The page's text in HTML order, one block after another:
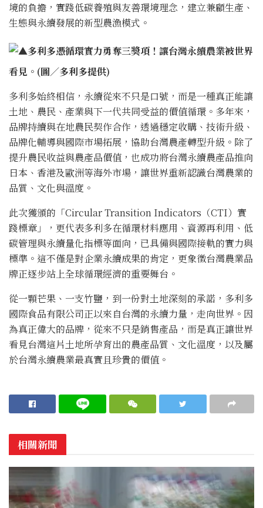
境的負擔，實踐低碳養殖與友善環境理念，建立兼顧生產、
生態與永續發展的新型農漁模式。
▲多利多憑循環實力勇奪三獎項！讓台灣永續農業被世界
看見 。(圖／多利多提供)
多利多始終相信，永續從來不只是口號，而是一種真正能讓
土地、農民、產業與下一代共同受益的價值循環。多年來，
品牌持續與在地農民契作合作，透過穩定收購、技術升級、
品牌化輔導與國際市場拓展，協助台灣農產轉型升級。除了
提升農民收益與農產品價值，也成功將台灣永續農產品推向
日本、香港及歐洲等海外市場，讓世界重新認識台灣農業的
品質、文化與溫度。
此次獲頒的「Circular Transition Indicators（CTI）實
踐標章」，更代表多利多在循環材料應用、資源再利用、低
碳管理與永續量化指標等面向，已具備與國際接軌的實力與
標準。這不僅是對企業永續成果的肯定，更象徵台灣農業品
牌正逐步站上全球循環經濟的重要舞台。
從一顆芒果、一支竹鹽，到一份對土地深刻的承諾，多利多
國際食品有限公司正以來自台灣的永續力量，走向世界。因
為真正偉大的品牌，從來不只是銷售產品，而是真正讓世界
看見台灣這片土地所孕育出的農產品質、文化溫度，以及屬
於台灣永續農業最真實且珍貴的價值。
相關新聞